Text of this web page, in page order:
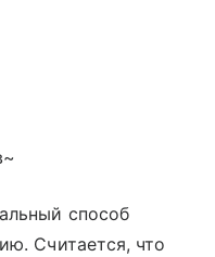
способ
Считается, что